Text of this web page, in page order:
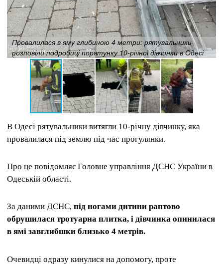
Провалилася в яму глибиною 4 метри: рятувальники
розповіли подробиці порятунку 10-річної дівчинки в Одесі
В Одесі рятувальники витягли 10-річну дівчинку, яка
провалилася під землю під час прогулянки.
Про це повідомляє Головне управління ДСНС України в
Одеській області.
За даними ДСНС, під ногами дитини раптово
обрушилася тротуарна плитка, і дівчинка опинилася
в ямі завглибшки близько 4 метрів.
Очевидці одразу кинулися на допомогу, проте